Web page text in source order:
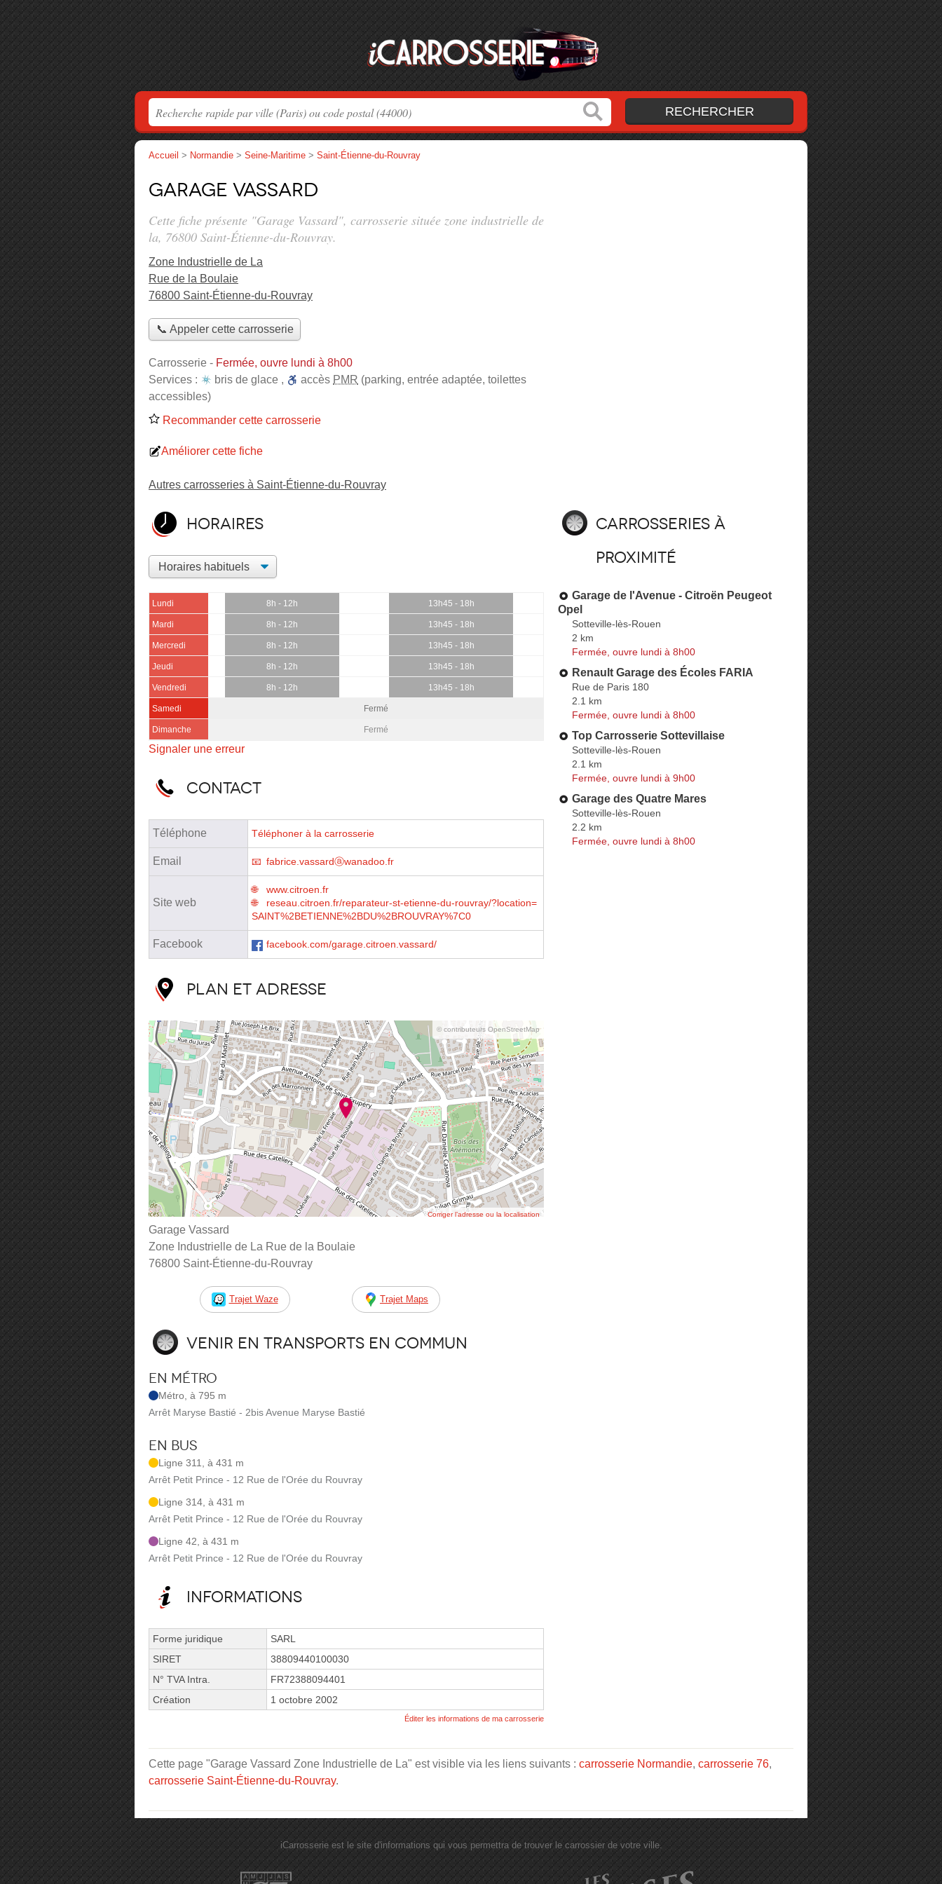
Accueil > Normandie > Seine-Maritime > Saint-Étienne-du-Rouvray
Garage Vassard
Cette fiche présente "Garage Vassard", carrosserie située zone industrielle de
la, 76800 Saint-Étienne-du-Rouvray.
Zone Industrielle de La
Rue de la Boulaie
76800 Saint-Étienne-du-Rouvray
📞 Appeler cette carrosserie
Carrosserie - Fermée, ouvre lundi à 8h00
Services :
bris de glace , accès PMR (parking, entrée adaptée, toilettes
accessibles)
Recommander cette carrosserie
Améliorer cette fiche
Autres carrosseries à Saint-Étienne-du-Rouvray
Horaires
Lundi 8h - 12h 13h45 - 18h
Mardi 8h - 12h 13h45 - 18h
Mercredi 8h - 12h 13h45 - 18h
Jeudi 8h - 12h 13h45 - 18h
Vendredi 8h - 12h 13h45 - 18h
Samedi Fermé
Dimanche Fermé
Signaler une erreur
Contact
Téléphone Téléphoner à la carrosserie
Email fabrice.vassardⓐwanadoo.fr
Site web
www.citroen.fr
reseau.citroen.fr/reparateur-st-etienne-du-rouvray/?location=
SAINT%2BETIENNE%2BDU%2BROUVRAY%7C0
Facebook facebook.com/garage.citroen.vassard/
Plan et adresse
© contributeurs OpenStreetMap
Corriger l’adresse ou la localisation
Garage Vassard
Zone Industrielle de La Rue de la Boulaie
76800 Saint-Étienne-du-Rouvray
Trajet Waze Trajet Maps
Venir en transports en commun
En métro
Métro, à 795 m
Arrêt Maryse Bastié - 2bis Avenue Maryse Bastié
En bus
Ligne 311, à 431 m
Arrêt Petit Prince - 12 Rue de l'Orée du Rouvray
Ligne 314, à 431 m
Arrêt Petit Prince - 12 Rue de l'Orée du Rouvray
Ligne 42, à 431 m
Arrêt Petit Prince - 12 Rue de l'Orée du Rouvray
Informations
Forme juridique
SARL
SIRET
38809440100030
N° TVA Intra.
FR72388094401
Création
1 octobre 2002
Éditer les informations de ma carrosserie
Carrosseries à
proximité
Garage de l'Avenue - Citroën Peugeot
Opel
Sotteville-lès-Rouen
2 km
Fermée, ouvre lundi à 8h00
Renault Garage des Écoles FARIA
Rue de Paris 180
2.1 km
Fermée, ouvre lundi à 8h00
Top Carrosserie Sottevillaise
Sotteville-lès-Rouen
2.1 km
Fermée, ouvre lundi à 9h00
Garage des Quatre Mares
Sotteville-lès-Rouen
2.2 km
Fermée, ouvre lundi à 8h00
Cette page "Garage Vassard Zone Industrielle de La" est visible via les liens suivants : carrosserie Normandie, carrosserie 76,
carrosserie Saint-Étienne-du-Rouvray.
iCarrosserie est le site d'informations qui vous permettra de trouver le carrossier de votre ville.